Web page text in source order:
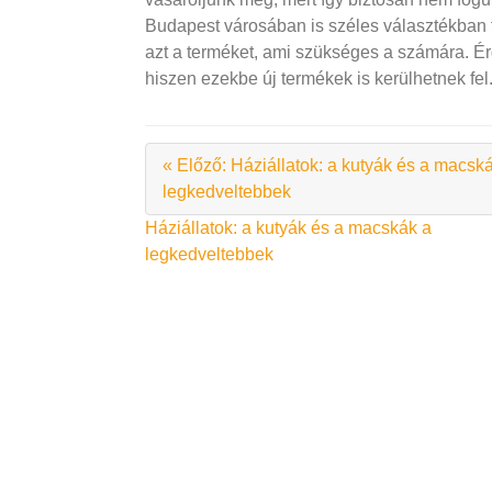
Budapest városában is széles
azt a terméket, ami szükséges a számára.
hiszen ezekbe új termékek is kerülhetnek fel.
« Előző: Háziállatok: a kutyák és a
legkedveltebbek
Bejegyzés
navigáció
Háziállatok: a kutyák és a macskák a
legkedveltebbek